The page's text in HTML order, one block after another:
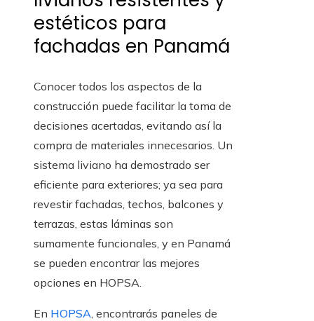
estéticos para
fachadas en Panamá
Conocer todos los aspectos de la
construcción puede facilitar la toma de
decisiones acertadas, evitando así la
compra de materiales innecesarios. Un
sistema liviano ha demostrado ser
eficiente para exteriores; ya sea para
revestir fachadas, techos, balcones y
terrazas, estas láminas son
sumamente funcionales, y en Panamá
se pueden encontrar las mejores
opciones en HOPSA.
En HOPSA , encontrarás paneles de